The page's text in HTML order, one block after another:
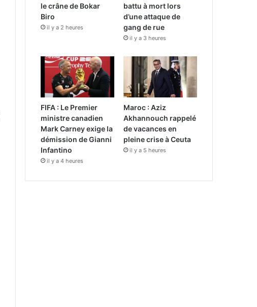
le crâne de Bokar
Biro
il y a 2 heures
battu à mort lors
d’une attaque de
gang de rue
il y a 3 heures
FIFA : Le Premier
ministre canadien
Mark Carney exige la
démission de Gianni
Infantino
il y a 4 heures
Maroc : Aziz
Akhannouch rappelé
de vacances en
pleine crise à Ceuta
il y a 5 heures